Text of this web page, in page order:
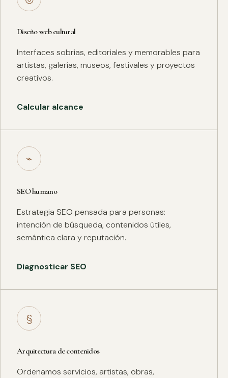
Diseño web cultural
Interfaces sobrias, editoriales y memorables para
artistas, galerías, museos, festivales y proyectos
creativos.
Calcular alcance
⌁
SEO humano
Estrategia SEO pensada para personas:
intención de búsqueda, contenidos útiles,
semántica clara y reputación.
Diagnosticar SEO
§
Arquitectura de contenidos
Ordenamos servicios, artistas, obras,